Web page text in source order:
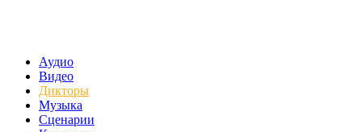
Аудио
Видео
Дикторы
Музыка
Сценарии